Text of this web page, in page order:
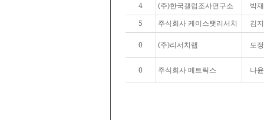
4
(주)한국갤럽조사연구소
박
5
주식회사 케이스탯리서치 김
0 (주)리서치랩 도
0 주식회사 메트릭스 나